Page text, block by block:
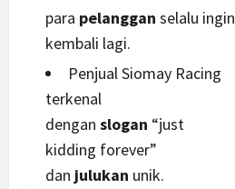
para pelanggan selalu ingin
kembali lagi.
Penjual Siomay Racing
terkenal
dengan slogan “just
kidding forever”
dan julukan unik.